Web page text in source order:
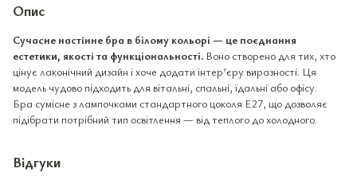
Опис
Сучасне настінне бра в білому кольорі — це поєднання
естетики, якості та функціональності. Воно створено для тих, хто
цінує лаконічний дизайн і хоче додати інтер’єру виразності. Ця
модель чудово підходить для вітальні, спальні, їдальні або офісу.
Бра сумісне з лампочками стандартного цоколя E27, що дозволяє
підібрати потрібний тип освітлення — від теплого до холодного.
Відгуки